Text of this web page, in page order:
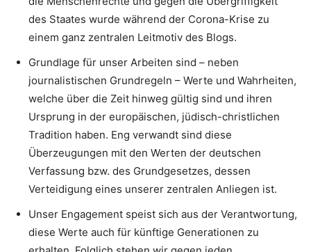
des Staates wurde während der Corona-Krise zu
einem ganz zentralen Leitmotiv des Blogs.
Grundlage für unser Arbeiten sind – neben
journalistischen Grundregeln – Werte und Wahrheiten,
welche über die Zeit hinweg gültig sind und ihren
Ursprung in der europäischen, jüdisch-christlichen
Tradition haben. Eng verwandt sind diese
Überzeugungen mit den Werten der deutschen
Verfassung bzw. des Grundgesetzes, dessen
Verteidigung eines unserer zentralen Anliegen ist.
Unser Engagement speist sich aus der Verantwortung,
diese Werte auch für künftige Generationen zu